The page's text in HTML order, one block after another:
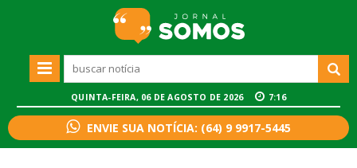
QUINTA-FEIRA, 06 DE AGOSTO DE 2026 7:16
ENVIE SUA NOTÍCIA: (64) 9 9917-5445